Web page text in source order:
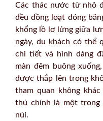
Các thác nước từ nhỏ
đều đồng loạt đóng
khổng lồ lơ lửng giữa
ngày, du khách có thể
chi tiết và hình dáng
màn đêm buông
được thắp lên trong
tham quan không
thú chính là một trong
núi.